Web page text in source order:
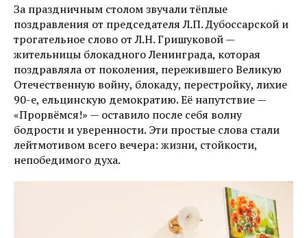
За праздничным столом звучали тёплые
поздравления от председателя Л.П. Дубоссарской и
трогательное слово от Л.Н. Гришуковой —
жительницы блокадного Ленинграда, которая
поздравляла от поколения, пережившего Великую
Отечественную войну, блокаду, перестройку, лихие
90-е, ельцинскую демократию. Её напутствие —
«Прорвёмся!» — оставило после себя волну
бодрости и уверенности. Эти простые слова стали
лейтмотивом всего вечера: жизни, стойкости,
непобедимого духа.